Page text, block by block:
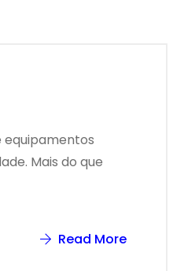
equipamentos
Mais do que
Read More